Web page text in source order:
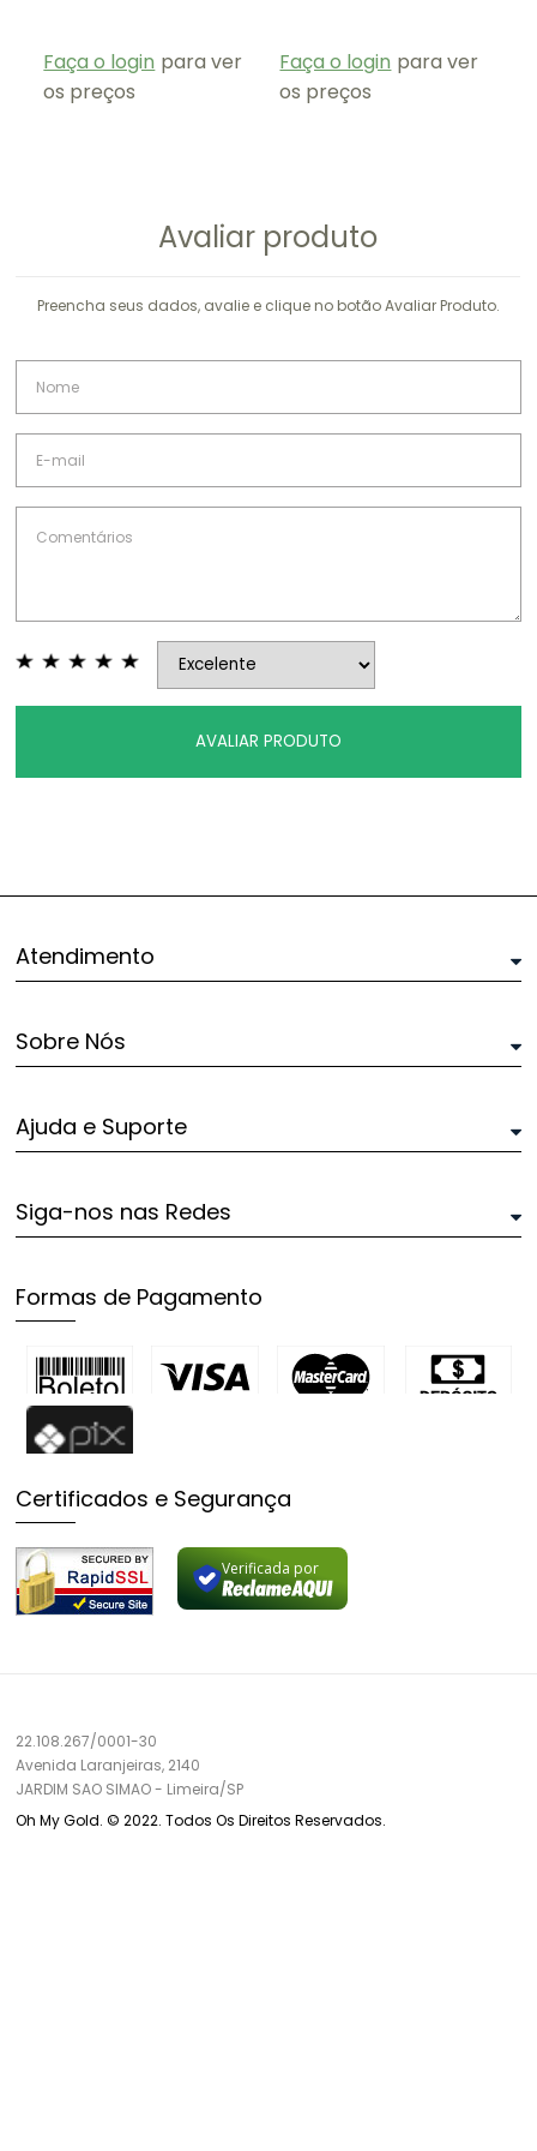
Nossas peças não possuem níquel.
Faça o login para ver
os preços
Faça o login para ver
os preços
Avaliar produto
Preencha seus dados, avalie e clique no botão Avaliar Produto.
AVALIAR PRODUTO
Atendimento
Sobre Nós
Ajuda e Suporte
Siga-nos nas Redes
Formas de Pagamento
Certificados e Segurança
Verificada por
22.108.267/0001-30
Avenida Laranjeiras, 2140
JARDIM SAO SIMAO - Limeira/SP
Oh My Gold. © 2022. Todos Os Direitos Reservados.